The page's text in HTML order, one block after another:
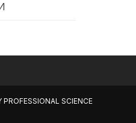
PROFESSIONAL SCIENCE